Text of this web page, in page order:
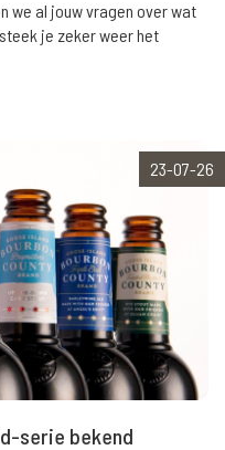
we al jouw vragen over wat
je zeker weer het
23-07-26
serie bekend